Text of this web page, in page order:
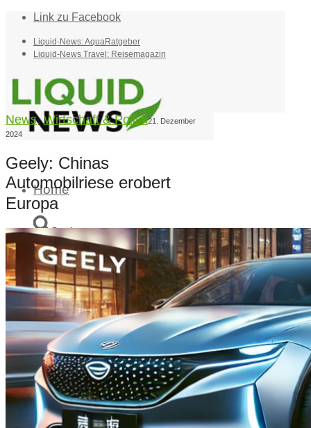
Link zu Facebook
Liquid-News: AquaRatgeber
Liquid-News Travel: Reisemagazin
Home
Suche
Menü Menü
News,Wirtschaft & Politik21. Dezember
2024
Geely: Chinas
Automobilriese erobert
Europa